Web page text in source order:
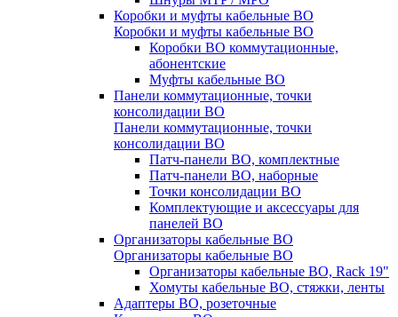
Коробки и муфты кабельные ВО
Коробки и муфты кабельные ВО
Коробки ВО коммутационные,
абонентские
Муфты кабельные ВО
Панели коммутационные, точки
консолидации ВО
Панели коммутационные, точки
консолидации ВО
Патч-панели ВО, комплектные
Патч-панели ВО, наборные
Точки консолидации ВО
Комплектующие и аксессуары для
панелей ВО
Организаторы кабельные ВО
Организаторы кабельные ВО
Организаторы кабельные ВО, Rack 19"
Хомуты кабельные ВО, стяжки, ленты
Адаптеры ВО, розеточные